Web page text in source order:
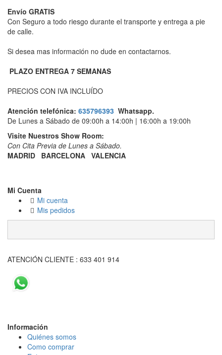
Envío GRATIS
Con Seguro a todo riesgo durante el transporte y entrega a pie
de calle.
Si desea mas información no dude en contactarnos.
PLAZO ENTREGA 7 SEMANAS
PRECIOS CON IVA INCLUÍDO
Atención telefónica: 635796393 Whatsapp.
De Lunes a Sábado de 09:00h a 14:00h | 16:00h a 19:00h
Visite Nuestros Show Room:
​Con Cita Previa de Lunes a Sábado.
MADRID BARCELONA VALENCIA
Mi Cuenta
Mi cuenta
Mis pedidos
ATENCIÓN CLIENTE : 633 401 914
Información
Quiénes somos
Como comprar